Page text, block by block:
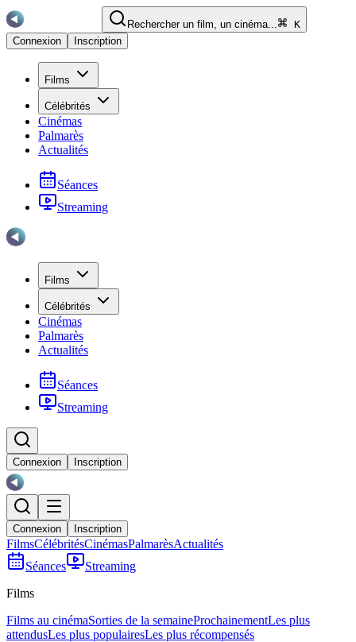
Rechercher un film, un cinéma...
K
Connexion
Inscription
Films
Célébrités
Cinémas
Palmarès
Actualités
Séances
Streaming
Films
Célébrités
Cinémas
Palmarès
Actualités
Séances
Streaming
Connexion Inscription
Connexion Inscription
FilmsCélébritésCinémasPalmarèsActualités
Séances
Streaming
Films
Films au cinémaSorties de la semaineProchainementLes plus
attendusLes plus populairesLes plus récompensés